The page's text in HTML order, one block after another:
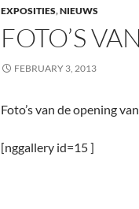
EXPOSITIES,NIEUWS
FOTO’S
FEBRUARY 3, 2013
Foto’s van de opening
[nggallery id=15 ]